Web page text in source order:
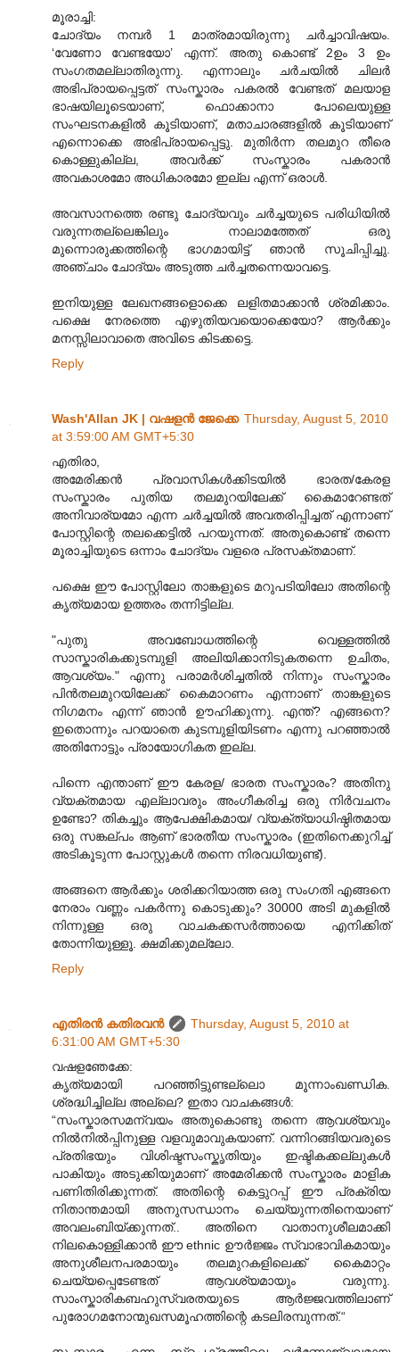
മൂരാച്ചി:
ചോദ്യം നമ്പർ 1 മാത്രമായിരുന്നു ചർച്ചാവിഷയം.
‘വേണോ വേണ്ടയോ’ എന്ന്. അതു കൊണ്ട് 2ഉം 3 ഉം
സംഗതമല്ലാതിരുന്നു. എന്നാലും ചർചയിൽ ചിലർ
അഭിപ്രായപ്പെട്ടത് സംസ്കാരം പകരൽ വേണ്ടത് മലയാള
ഭാഷയിലൂടെയാണ്, ഫൊക്കാനാ പോലെയുള്ള
സംഘടനകളിൽ കൂടിയാണ്, മതാചാരങ്ങളിൽ കൂടിയാണ്
എന്നൊക്കെ അഭിപ്രായപ്പെട്ടു. മുതിർന്ന തലമുറ തീരെ
കൊള്ളുകില്ല, അവർക്ക് സംസ്കാരം പകരാൻ
അവകാശമോ അധികാരമോ ഇല്ല എന്ന് ഒരാൾ.
അവസാനത്തെ രണ്ടു ചോദ്യവും ചർച്ചയുടെ പരിധിയിൽ
വരുന്നതല്ലെങ്കിലും നാലാമത്തേത് ഒരു
മുന്നൊരുക്കത്തിന്റെ ഭാഗമായിട്ട് ഞാൻ സൂചിപ്പിച്ചു.
അഞ്ചാം ചോദ്യം അടുത്ത ചർച്ചതന്നെയാവട്ടെ.
ഇനിയുള്ള ലേഖനങ്ങളൊക്കെ ലളിതമാക്കാൻ ശ്രമിക്കാം.
പക്ഷെ നേരത്തെ എഴുതിയവയൊക്കെയോ? ആർക്കും
മനസ്സിലാവാതെ അവിടെ കിടക്കട്ടെ.
Reply
Wash'Allan JK | വഷളന്‍ ജേക്കെ Thursday, August 5, 2010
at 3:59:00 AM GMT+5:30
എതിരാ,
അമേരിക്കൻ പ്രവാസികൾക്കിടയിൽ ഭാരത/കേരള
സംസ്കാരം പുതിയ തലമുറയിലേക്ക് കൈമാറേണ്ടത്
അനിവാര്യമോ എന്ന ചർച്ചയിൽ അവതരിപ്പിച്ചത് എന്നാണ്
പോസ്റ്റിന്റെ തലക്കെട്ടില്‍ പറയുന്നത്. അതുകൊണ്ട് തന്നെ
മൂരാച്ചിയുടെ ഒന്നാം ചോദ്യം വളരെ പ്രസക്തമാണ്.
പക്ഷെ ഈ പോസ്റ്റിലോ താങ്കളുടെ മറുപടിയിലോ അതിന്റെ
കൃത്യമായ ഉത്തരം തന്നിട്ടില്ല.
"പുതു അവബോധത്തിന്റെ വെള്ളത്തിൽ
സാസ്കാരികക്കുടമ്പുളി അലിയിക്കാനിടുകതന്നെ ഉചിതം,
ആവശ്യം." എന്നു പരാമര്‍ശിച്ചതില്‍ നിന്നും സംസ്കാരം
പിന്‍തലമുറയിലേക്ക് കൈമാറണം എന്നാണ് താങ്കളുടെ
നിഗമനം എന്ന്‍ ഞാന്‍ ഊഹിക്കുന്നു. എന്ത്? എങ്ങനെ?
ഇതൊന്നും പറയാതെ കുടമ്പുളിയിടണം എന്നു പറഞ്ഞാല്‍
അതിനോട്ടും പ്രായോഗികത ഇല്ല.
പിന്നെ എന്താണ് ഈ കേരള/ ഭാരത സംസ്കാരം? അതിനു
വ്യക്തമായ എല്ലാവരും അംഗീകരിച്ച ഒരു നിര്‍വചനം
ഉണ്ടോ? തികച്ചും ആപേക്ഷികമായ/ വ്യക്ത്യാധിഷ്ഠിതമായ
ഒരു സങ്കല്പം ആണ് ഭാരതീയ സംസ്കാരം (ഇതിനെക്കുറിച്ച്‌
അടികൂടുന്ന പോസ്റ്റുകള്‍ തന്നെ നിരവധിയുണ്ട്).
അങ്ങനെ ആര്‍ക്കും ശരിക്കറിയാത്ത ഒരു സംഗതി എങ്ങനെ
നേരാം വണ്ണം പകര്‍ന്നു കൊടുക്കും? 30000 അടി മുകളില്‍
നിന്നുള്ള ഒരു വാചകക്കസര്‍ത്തായെ എനിക്കിത്
തോന്നിയുള്ളൂ. ക്ഷമിക്കുമല്ലോ.
Reply
എതിരന്‍ കതിരവന്‍
Thursday, August 5, 2010 at
6:31:00 AM GMT+5:30
വഷളഞേക്കേ:
കൃത്യമായി പറഞ്ഞിട്ടുണ്ടല്ലൊ മൂന്നാംഖണ്ഡിക.
ശ്രദ്ധിച്ചില്ല അല്ലെ? ഇതാ വാചകങ്ങൾ:
“സംസ്കാരസമന്വയം അതുകൊണ്ടു തന്നെ ആവശ്യവും
നിൽനിൽ‌പ്പിനുള്ള വളവുമാവുകയാണ്. വന്നിറങ്ങിയവരുടെ
പ്രതിഭയും വിശിഷ്ടസംസ്കൃതിയും ഇഷ്ടികക്കല്ലുകൾ
പാകിയും അടുക്കിയുമാണ് അമേരിക്കൻ സംസ്കാരം മാളിക
പണിതിരിക്കുന്നത്. അതിന്റെ കെട്ടുറപ്പ് ഈ പ്രക്രിയ
നിതാന്തമായി അനുസന്ധാനം ചെയ്യുന്നതിനെയാണ്
അവലംബിയ്ക്കുന്നത്.. അതിനെ വാതാനുശീലമാക്കി
നിലകൊള്ളിക്കാൻ ഈ ethnic ഊർജ്ജം സ്വാഭാവികമായും
അനുശീലനപരമായും തലമുറകളിലെക്ക് കൈമാറ്റം
ചെയ്യപ്പെടേണ്ടത് ആവശ്യമായും വരുന്നു.
സാംസ്കാരികബഹുസ്വരതയുടെ ആർജ്ജവത്തിലാണ്
പുരോഗമനോന്മുഖസമൂഹത്തിന്റെ കടലിരമ്പുന്നത്.“